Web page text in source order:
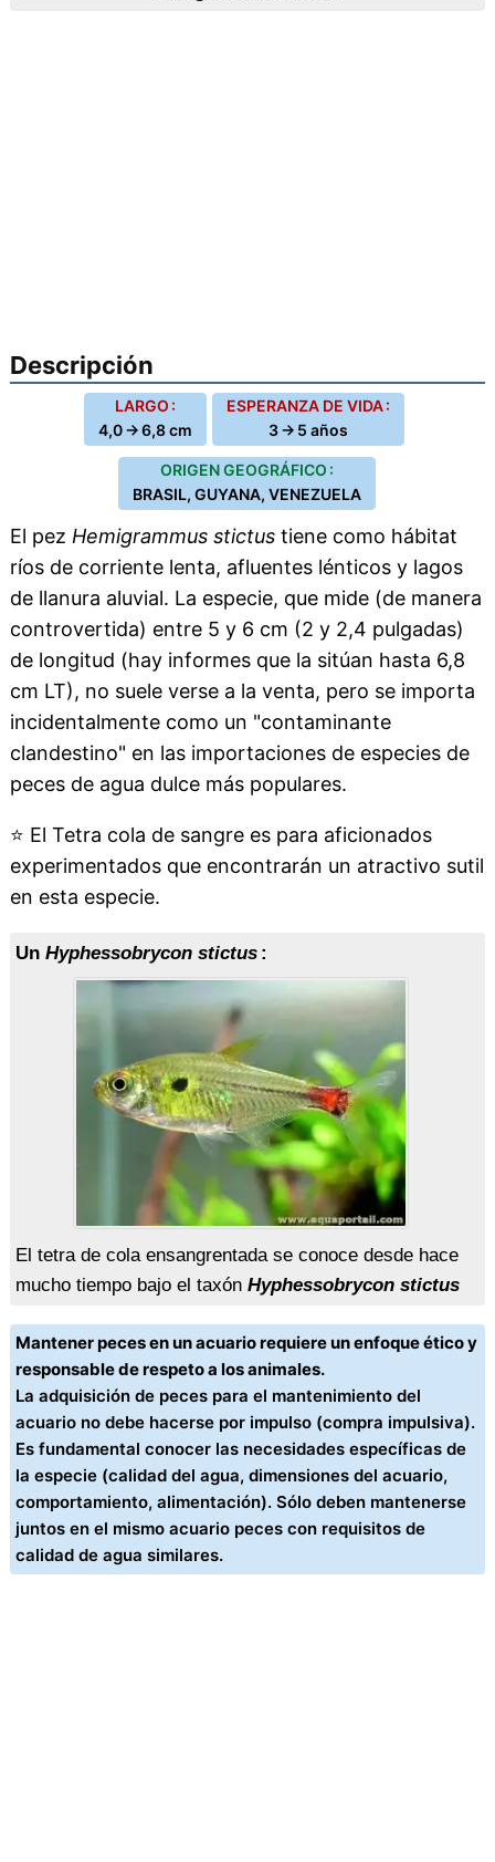
Descripción
LARGO :
4,0 → 6,8 cm
ESPERANZA DE VIDA :
3 → 5 años
ORIGEN GEOGRÁFICO :
BRASIL, GUYANA, VENEZUELA
El pez Hemigrammus stictustiene como hábitat
ríos de corriente lenta, afluentes lénticos y lagos
de llanura aluvial. La especie, que mide (de manera
controvertida) entre 5 y 6 cm (2 y 2,4 pulgadas)
de longitud (hay informes que la sitúan hasta 6,8
cm LT), no suele verse a la venta, pero se importa
incidentalmente como un "contaminante
clandestino" en las importaciones de especies de
peces de agua dulce más populares.
⭐ El Tetra cola de sangre es para aficionados
experimentados que encontrarán un atractivo sutil
en esta especie.
Un Hyphessobrycon stictus:
El tetra de cola ensangrentada se conoce desde hace
mucho tiempo bajo el taxón Hyphessobrycon stictus
Mantener peces en un acuario requiere un enfoque ético y
responsable de respeto a los animales.
La adquisición de peces para el mantenimiento del
acuario no debe hacerse por impulso (compra impulsiva).
Es fundamental conocer las necesidades específicas de
la especie (calidad del agua, dimensiones del acuario,
comportamiento, alimentación). Sólo deben mantenerse
juntos en el mismo acuario peces con requisitos de
calidad de agua similares.